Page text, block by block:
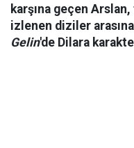
karşına geçen
izlenen diziler arasına
Gelin'de Dilara